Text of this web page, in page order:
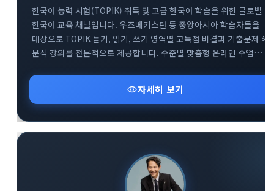
한국어 능력 시험(TOPIK) 취득 및 고급 한국어 학습을 위한 글로벌
한국어 교육 채널입니다. 우즈베키스탄 등 중앙아시아 학습자들을
대상으로 TOPIK 듣기, 읽기, 쓰기 영역별 고득점 비결과 기출문제 해
분석 강의를 전문적으로 제공합니다. 수준별 맞춤형 온라인 수업
전문 아카데미 소통 공간입니다.
visibility자세히 보기